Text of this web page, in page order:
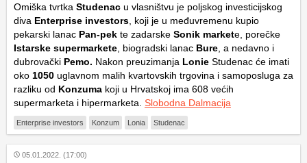
Omiška tvrtka Studenac u vlasništvu je poljskog investicijskog
diva Enterprise investors , koji je u međuvremenu kupio
pekarski lanac Pan-pek te zadarske Sonik markete, porečke
Istarske supermarkete , biogradski lanac Bure , a nedavno i
dubrovački Pemo. Nakon preuzimanja Lonie Studenac će imati
oko 1050 uglavnom malih kvartovskih trgovina i samoposluga za
razliku od Konzuma koji u Hrvatskoj ima 608 većih
supermarketa i hipermarketa. Slobodna Dalmacija
Enterprise investors Konzum Lonia Studenac
05.01.2022. (17:00)